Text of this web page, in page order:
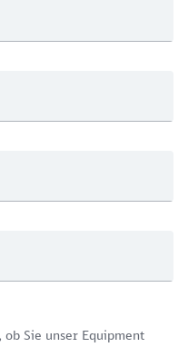
Sie unser Equipment